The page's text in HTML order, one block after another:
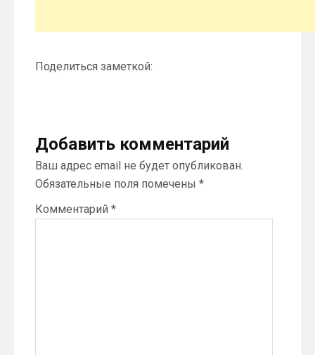
Поделиться заметкой:
Добавить комментарий
Ваш адрес email не будет опубликован.
Обязательные поля помечены *
Комментарий *